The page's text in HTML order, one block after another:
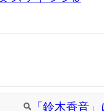
「鈴木香音